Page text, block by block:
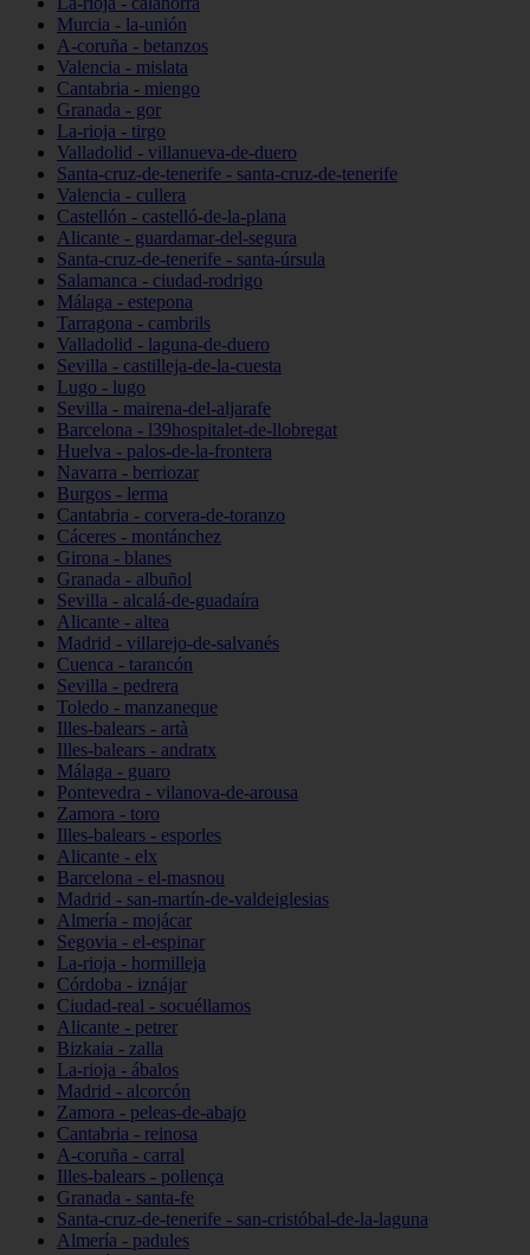
Murcia - la-unión
A-coruña - betanzos
Valencia - mislata
Cantabria - miengo
Granada - gor
La-rioja - tirgo
Valladolid - villanueva-de-duero
Santa-cruz-de-tenerife - santa-cruz-de-tenerife
Valencia - cullera
Castellón - castelló-de-la-plana
Alicante - guardamar-del-segura
Santa-cruz-de-tenerife - santa-úrsula
Salamanca - ciudad-rodrigo
Málaga - estepona
Tarragona - cambrils
Valladolid - laguna-de-duero
Sevilla - castilleja-de-la-cuesta
Lugo - lugo
Sevilla - mairena-del-aljarafe
Barcelona - l39hospitalet-de-llobregat
Huelva - palos-de-la-frontera
Navarra - berriozar
Burgos - lerma
Cantabria - corvera-de-toranzo
Cáceres - montánchez
Girona - blanes
Granada - albuñol
Sevilla - alcalá-de-guadaíra
Alicante - altea
Madrid - villarejo-de-salvanés
Cuenca - tarancón
Sevilla - pedrera
Toledo - manzaneque
Illes-balears - artà
Illes-balears - andratx
Málaga - guaro
Pontevedra - vilanova-de-arousa
Zamora - toro
Illes-balears - esporles
Alicante - elx
Barcelona - el-masnou
Madrid - san-martín-de-valdeiglesias
Almería - mojácar
Segovia - el-espinar
La-rioja - hormilleja
Córdoba - iznájar
Ciudad-real - socuéllamos
Alicante - petrer
Bizkaia - zalla
La-rioja - ábalos
Madrid - alcorcón
Zamora - peleas-de-abajo
Cantabria - reinosa
A-coruña - carral
Illes-balears - pollença
Granada - santa-fe
Santa-cruz-de-tenerife - san-cristóbal-de-la-laguna
Almería - padules